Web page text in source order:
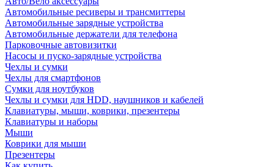
Автомобильные ресиверы и трансмиттеры
Автомобильные зарядные устройства
Автомобильные держатели для телефона
Парковочные автовизитки
Насосы и пуско-зарядные устройства
Чехлы и сумки
Чехлы для смартфонов
Сумки для ноутбуков
Чехлы и сумки для HDD, наушников и кабелей
Клавиатуры, мыши, коврики, презентеры
Клавиатуры и наборы
Мыши
Коврики для мыши
Презентеры